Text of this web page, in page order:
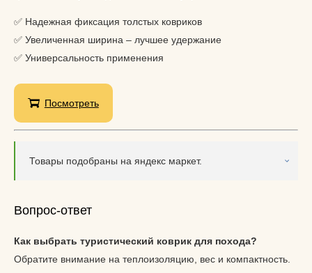
✅ Надежная фиксация толстых ковриков
✅ Увеличенная ширина – лучшее удержание
✅ Универсальность применения
Посмотреть
Товары подобраны на яндекс маркет.
Вопрос-ответ
Как выбрать туристический коврик для похода?
Обратите внимание на теплоизоляцию, вес и компактность.